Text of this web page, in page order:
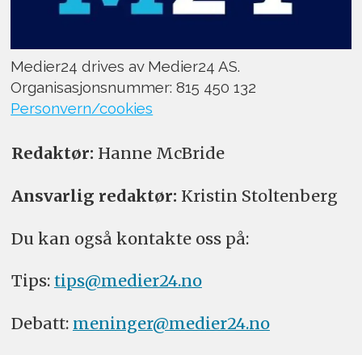
Medier24 drives av Medier24 AS.
Organisasjonsnummer: 815 450 132
Personvern/cookies
Redaktør: Hanne McBride
Ansvarlig redaktør: Kristin Stoltenberg
Du kan også kontakte oss på:
Tips: tips@medier24.no
Debatt: meninger@medier24.no